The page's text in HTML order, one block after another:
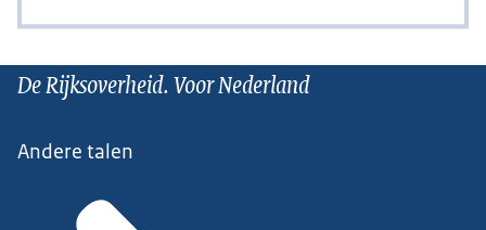
De Rijksoverheid. Voor Nederland
Andere talen